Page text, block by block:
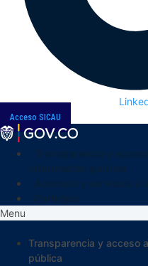
Acceso SICAU
Menu
Transparencia y acceso
pública